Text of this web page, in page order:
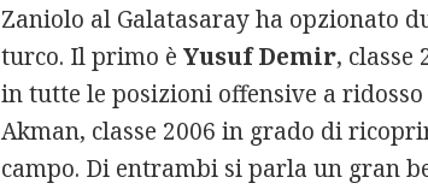
Zaniolo al Galatasaray ha opzionato
turco. Il primo èYusuf Demir, classe
in tutte le posizioni offensive a
Akman, classe 2006 in grado di
campo. Di entrambi si parla un gran